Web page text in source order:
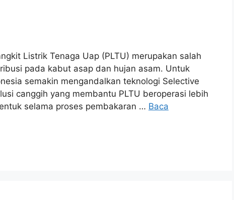
Listrik Tenaga Uap (PLTU) merupakan salah
pada kabut asap dan hujan asam. Untuk
semakin mengandalkan teknologi Selective
canggih yang membantu PLTU beroperasi lebih
selama proses pembakaran … Baca